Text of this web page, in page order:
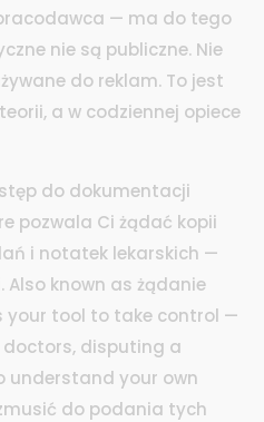
— ma do tego
nie są publiczne. Nie
do reklam. To jest
a w codziennej opiece
do dokumentacji
pozwala Ci żądać kopii
i notatek lekarskich —
. Also known as żądanie
your tool to take control —
doctors, disputing a
understand your own
do podania tych